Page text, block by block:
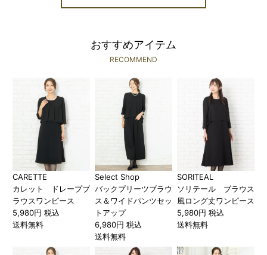
おすすめアイテム
RECOMMEND
CARETTE
カレット ドレープブ
ラウスワンピース
5,980円 税込
送料無料
Select Shop
バックプリーツブラウ
ス＆ワイドパンツセッ
トアップ
6,980円 税込
送料無料
SORITEAL
ソリテール ブラウス
風ロング丈ワンピース
5,980円 税込
送料無料